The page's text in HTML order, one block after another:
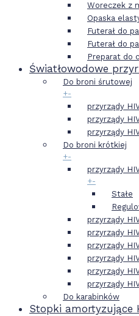
Woreczek z
Opaska
Futerał do
Futerał do
Preparat do
Światłowodowe
Do broni śrutowej
+-
przyrządy
przyrządy
przyrządy
Do broni krótkiej
+-
przyrządy
+-
Stałe
przyrządy
przyrządy
przyrządy
przyrządy
przyrządy
przyrządy
Do karabinków
Stopki amortyzujące